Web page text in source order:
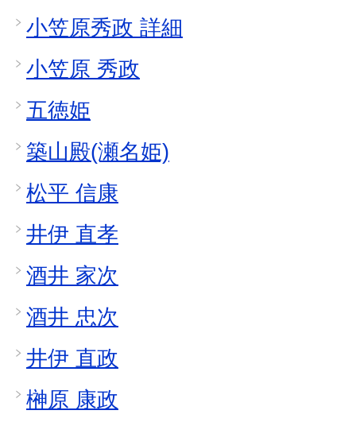
小笠原秀政 詳細
小笠原 秀政
五徳姫
築山殿(瀬名姫)
松平 信康
井伊 直孝
酒井 家次
酒井 忠次
井伊 直政
榊原 康政